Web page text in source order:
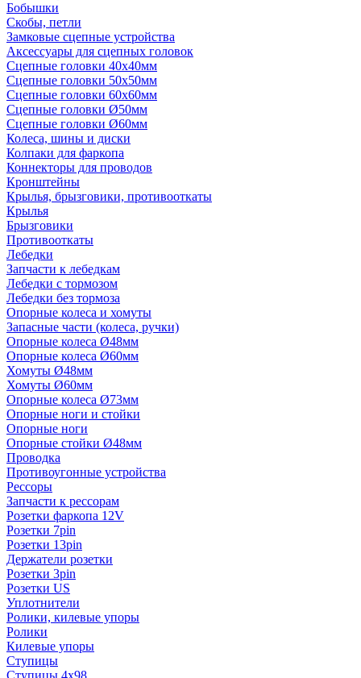
Бобышки
Скобы, петли
Замковые сцепные устройства
Аксессуары для сцепных головок
Сцепные головки 40x40мм
Сцепные головки 50x50мм
Сцепные головки 60x60мм
Сцепные головки Ø50мм
Сцепные головки Ø60мм
Колеса, шины и диски
Колпаки для фаркопа
Коннекторы для проводов
Кронштейны
Крылья, брызговики, противооткаты
Крылья
Брызговики
Противооткаты
Лебедки
Запчасти к лебедкам
Лебедки с тормозом
Лебедки без тормоза
Опорные колеса и хомуты
Запасные части (колеса, ручки)
Опорные колеса Ø48мм
Опорные колеса Ø60мм
Хомуты Ø48мм
Хомуты Ø60мм
Опорные колеса Ø73мм
Опорные ноги и стойки
Опорные ноги
Опорные стойки Ø48мм
Проводка
Противоугонные устройства
Рессоры
Запчасти к рессорам
Розетки фаркопа 12V
Розетки 7pin
Розетки 13pin
Держатели розетки
Розетки 3pin
Розетки US
Уплотнители
Ролики, килевые упоры
Ролики
Килевые упоры
Ступицы
Ступицы 4x98